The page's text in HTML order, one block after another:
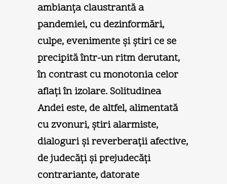
ambianţa claustrantă a
pandemiei, cu dezinformări,
culpe, evenimente şi ştiri ce se
precipită într-un ritm derutant,
în contrast cu monotonia celor
aflaţi în izolare. Solitudinea
Andei este, de altfel, alimentată
cu zvonuri, ştiri alarmiste,
dialoguri şi reverberaţii afective,
de judecăţi şi prejudecăţi
contrariante, datorate